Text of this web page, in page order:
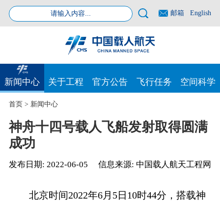
邮箱 English
新闻中心 关于工程 官方公告 飞行任务 空间科学
首页> 新闻中心
神舟十四号载人飞船发射取得圆满
成功
发布日期: 2022-06-05 信息来源: 中国载人航天工程网
北京时间2022年6月5日10时44分，搭载神